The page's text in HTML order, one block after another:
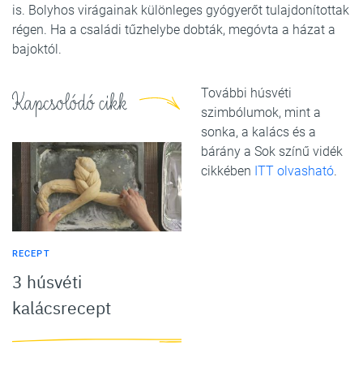
is. Bolyhos virágainak különleges gyógyerőt tulajdonítottak
régen. Ha a családi tűzhelybe dobták, megóvta a házat a
bajoktól.
Kapcsolódó cikk
RECEPT
3 húsvéti
kalácsrecept
További húsvéti
szimbólumok, mint a
sonka, a kalács és a
bárány a Sok színű vidék
cikkében ITT olvasható.